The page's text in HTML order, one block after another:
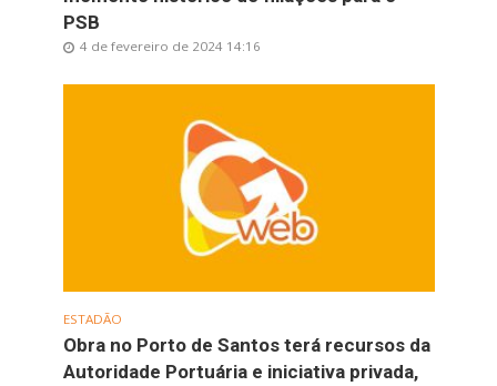
PSB
4 de fevereiro de 2024 14:16
ESTADÃO
Obra no Porto de Santos terá recursos da
Autoridade Portuária e iniciativa privada,